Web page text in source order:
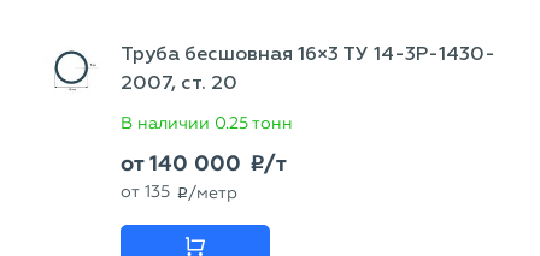
Труба бесшовная 16×3 ТУ 14-3Р-1430-
2007, ст. 20
В наличии 0.25 тонн
от140 000 p/т
от 135 p /метр